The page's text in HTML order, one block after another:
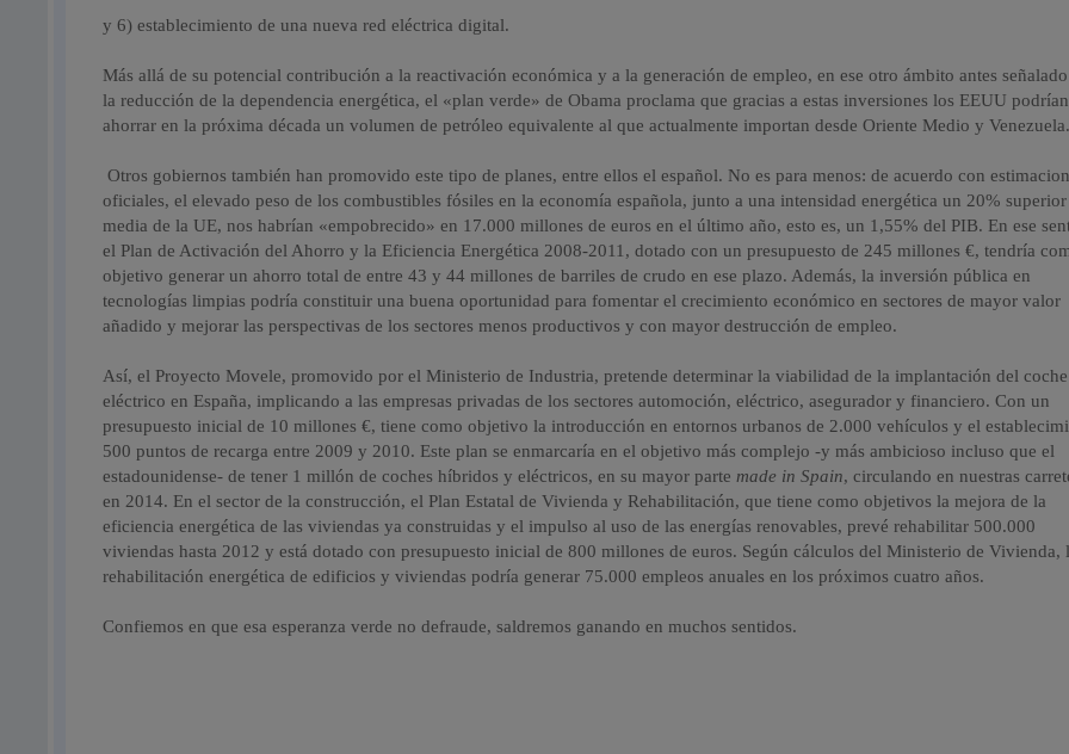
y 6) establecimiento de una nueva red eléctrica digital.
Más allá de su potencial contribución a la reactivación económica y a la generación de empleo, en ese otro ámbito antes
la reducción de la dependencia energética, el «plan verde» de Obama proclama que gracias a estas inversiones los EEUU podrían
ahorrar en la próxima década un volumen de petróleo equivalente al que actualmente importan desde Oriente Medio y Venezuela.
Otros gobiernos también han promovido este tipo de planes, entre ellos el español. No es para menos: de acuerdo con
oficiales, el elevado peso de los combustibles fósiles en la economía española, junto a una intensidad energética un 20% superior
media de la UE, nos habrían «empobrecido» en 17.000 millones de euros en el último año, esto es, un 1,55% del PIB. En ese
el Plan de Activación del Ahorro y la Eficiencia Energética 2008-2011, dotado con un presupuesto de 245 millones €, tendría
objetivo generar un ahorro total de entre 43 y 44 millones de barriles de crudo en ese plazo. Además, la inversión pública en
tecnologías limpias podría constituir una buena oportunidad para fomentar el crecimiento económico en sectores de mayor valor
añadido y mejorar las perspectivas de los sectores menos productivos y con mayor destrucción de empleo.
Así, el Proyecto Movele, promovido por el Ministerio de Industria, pretende determinar la viabilidad de la implantación del coche
eléctrico en España, implicando a las empresas privadas de los sectores automoción, eléctrico, asegurador y financiero. Con un
presupuesto inicial de 10 millones €, tiene como objetivo la introducción en entornos urbanos de 2.000 vehículos y el
500 puntos de recarga entre 2009 y 2010. Este plan se enmarcaría en el objetivo más complejo -y más ambicioso incluso que el
estadounidense- de tener 1 millón de coches híbridos y eléctricos, en su mayor parte made in Spain, circulando en nuestras
en 2014. En el sector de la construcción, el Plan Estatal de Vivienda y Rehabilitación, que tiene como objetivos la mejora de la
eficiencia energética de las viviendas ya construidas y el impulso al uso de las energías renovables, prevé rehabilitar 500.000
viviendas hasta 2012 y está dotado con presupuesto inicial de 800 millones de euros. Según cálculos del Ministerio de Vivienda,
rehabilitación energética de edificios y viviendas podría generar 75.000 empleos anuales en los próximos cuatro años.
Confiemos en que esa esperanza verde no defraude, saldremos ganando en muchos sentidos.